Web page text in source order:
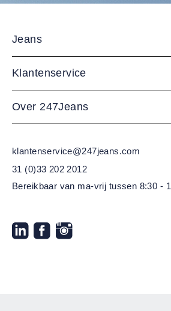
Jeans
Klantenservice
Over 247Jeans
klantenservice@247jeans.com
31 (0)33 202 2012
Bereikbaar van ma-vrij tussen 8:30 -